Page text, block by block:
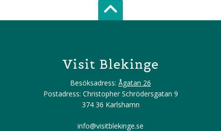
Scroll top of
Visit Blekinge
Besöksadress: Ågatan 26
Postadress: Christopher Schrödersgatan 9
374 36 Karlshamn
info@visitblekinge.se